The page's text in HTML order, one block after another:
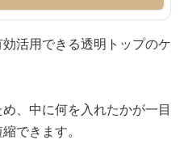
活用できる透明トップのケ
、中に何を入れたかが一目
できます。